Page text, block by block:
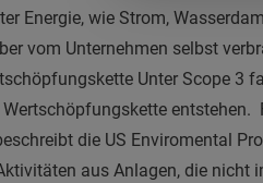
Energie, wie Strom,
vom Unternehmen selbst
Unter Scope 3
entstehen.
die US Enviromental
aus Anlagen, die nicht